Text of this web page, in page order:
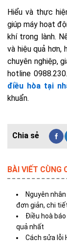
Hiểu và thực
giúp máy hoạt
khí trong lành.
và hiệu quả hơn,
chuyên nghiệp,
hotline
điều hòa tại
khuẩn.
BÀI VIẾT CÙNG
Nguyên
đơn giản, chi
Điều hoà
quả nhất
Cách sửa lỗi